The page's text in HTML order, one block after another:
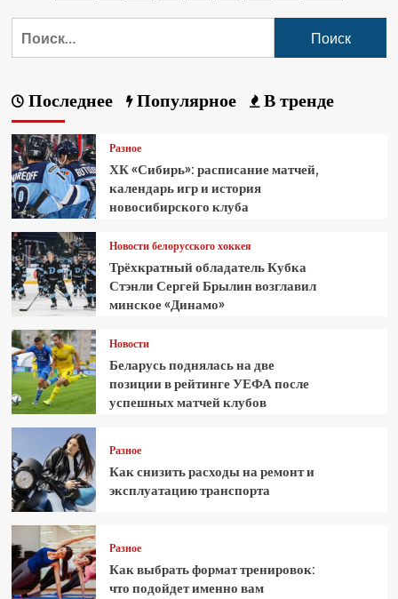
Последнее Популярное В тренде
Разное
ХК «Сибирь»: расписание матчей,
календарь игр и история
новосибирского клуба
Новости белорусского хоккея
Трёхкратный обладатель Кубка
Стэнли Сергей Брылин возглавил
минское «Динамо»
Новости
Беларусь поднялась на две
позиции в рейтинге УЕФА после
успешных матчей клубов
Разное
Как снизить расходы на ремонт и
эксплуатацию транспорта
Разное
Как выбрать формат тренировок:
что подойдет именно вам